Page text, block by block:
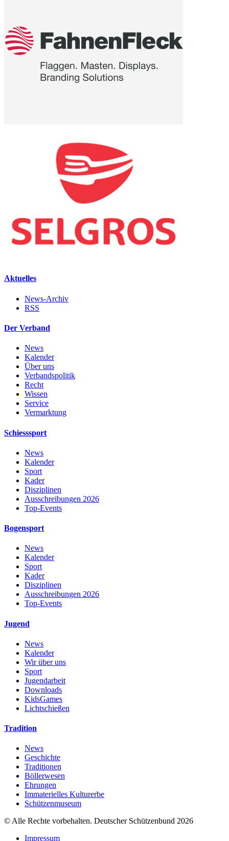
Aktuelles
News-Archiv
RSS
Der Verband
News
Kalender
Über uns
Verbandspolitik
Recht
Wissen
Service
Vermarktung
Schiesssport
News
Kalender
Sport
Kader
Disziplinen
Ausschreibungen 2026
Top-Events
Bogensport
News
Kalender
Sport
Kader
Disziplinen
Ausschreibungen 2026
Top-Events
Jugend
News
Kalender
Wir über uns
Sport
Jugendarbeit
Downloads
KidsGames
Lichtschießen
Tradition
News
Geschichte
Traditionen
Böllerwesen
Ehrungen
Immaterielles Kulturerbe
Schützenmuseum
© Alle Rechte vorbehalten. Deutscher Schützenbund 2026
Impressum